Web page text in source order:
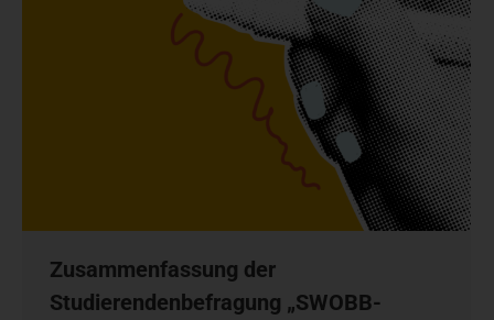
Zusammenfassung der
Studierendenbefragung „SWOBB-